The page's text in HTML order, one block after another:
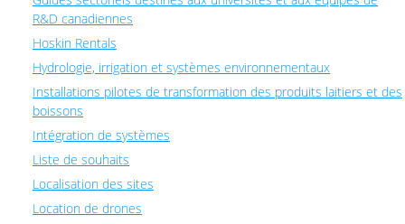
R&D canadiennes
Hoskin Rentals
Hydrologie, irrigation et systèmes environnementaux
Installations pilotes de transformation des produits laitiers et des
boissons
Intégration de systèmes
Liste de souhaits
Localisation des sites
Location de drones